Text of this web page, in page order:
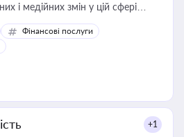
і медійних змін у цій сфері
керівника, юриста або
приватизації, оренди
угод і перевірки
діяльності
Фінансові послуги
+1